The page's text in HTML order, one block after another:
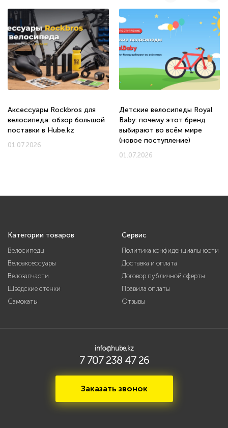
Аксессуары Rockbros для
велосипеда: обзор большой
поставки в Hube.kz
01.07.2026
Детские велосипеды Royal
Baby: почему этот бренд
выбирают во всём мире
(новое поступление)
01.07.2026
Категории товаров
Велосипеды
Велоаксессуары
Велозапчасти
Шведские стенки
Самокаты
Сервис
Политика конфиденциальности
Доставка и оплата
Договор публичной оферты
Правила оплаты
Отзывы
info@hube.kz
7 707 238 47 26
Заказать звонок